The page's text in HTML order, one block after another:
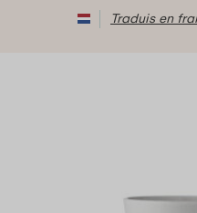
Traduis en